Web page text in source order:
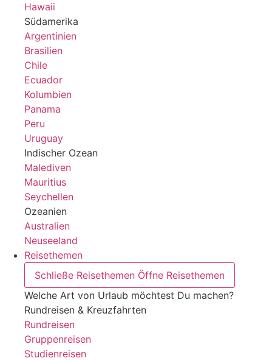
Hawaii
Südamerika
Argentinien
Brasilien
Chile
Ecuador
Kolumbien
Panama
Peru
Uruguay
Indischer Ozean
Malediven
Mauritius
Seychellen
Ozeanien
Australien
Neuseeland
Reisethemen
Schließe Reisethemen Öffne Reisethemen
Welche Art von Urlaub möchtest Du machen?
Rundreisen & Kreuzfahrten
Rundreisen
Gruppenreisen
Studienreisen